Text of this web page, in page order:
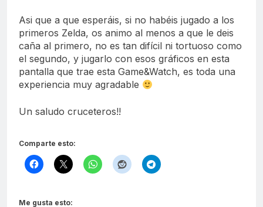
Asi que a que esperáis, si no habéis jugado a los
primeros Zelda, os animo al menos a que le deis
caña al primero, no es tan difícil ni tortuoso como
el segundo, y jugarlo con esos gráficos en esta
pantalla que trae esta Game&Watch, es toda una
experiencia muy agradable
Un saludo cruceteros!!
Comparte esto:
Me gusta esto: